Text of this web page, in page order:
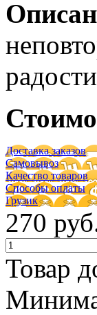
Доставка заказов
Самовывоз
Качество товаров
Способы оплаты
Грузик
270
Товар